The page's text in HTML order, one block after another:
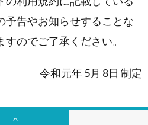
予告やお知らせすることな
のでご了承ください。
令和元年 5月 8日 制定